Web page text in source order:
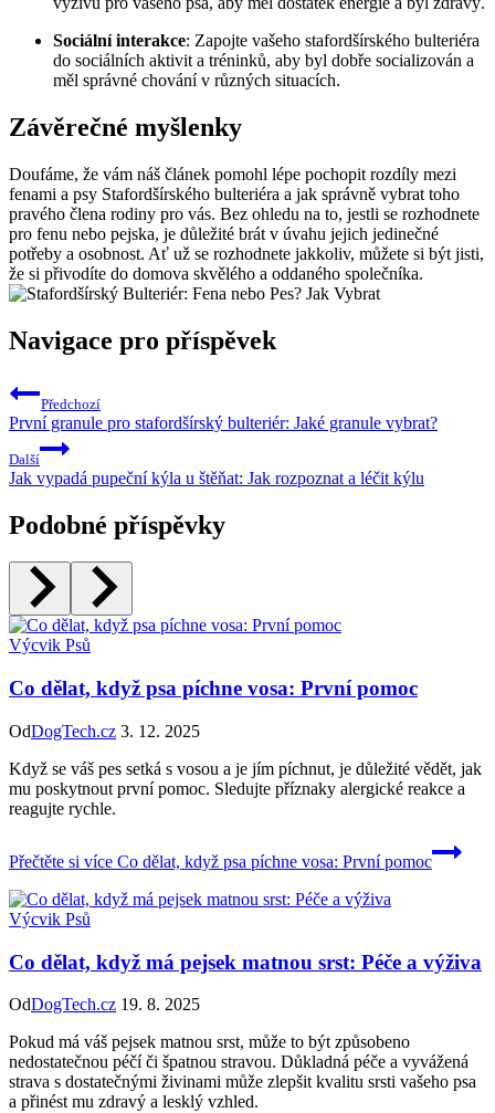
Sociální interakce: Zapojte vašeho stafordšírského bulteriéra
do sociálních aktivit a tréninků, aby byl dobře socializován a
měl správné chování v různých situacích.
Závěrečné myšlenky
Doufáme, že vám náš článek pomohl lépe pochopit rozdíly mezi
fenami a psy Stafordšírského bulteriéra a jak správně vybrat toho
pravého člena rodiny pro vás. Bez ohledu na to, jestli se rozhodnete
pro fenu nebo pejska, je důležité brát v úvahu jejich jedinečné
potřeby a osobnost. Ať už se rozhodnete jakkoliv, můžete si být jisti,
že si přivodíte do domova skvělého a oddaného společníka.
Navigace pro příspěvek
Předchozí
První granule pro stafordšírský bulteriér: Jaké granule vybrat?
Další
Jak vypadá pupeční kýla u štěňat: Jak rozpoznat a léčit kýlu
Podobné příspěvky
Výcvik Psů
Co dělat, když psa píchne vosa: První pomoc
OdDogTech.cz 3. 12. 2025
Když se váš pes setká s vosou a je jím píchnut, je důležité vědět, jak
mu poskytnout první pomoc. Sledujte příznaky alergické reakce a
reagujte rychle.
Přečtěte si více Co dělat, když psa píchne vosa: První pomoc
Výcvik Psů
Co dělat, když má pejsek matnou srst: Péče a výživa
OdDogTech.cz 19. 8. 2025
Pokud má váš pejsek matnou srst, může to být způsobeno
nedostatečnou péčí či špatnou stravou. Důkladná péče a vyvážená
strava s dostatečnými živinami může zlepšit kvalitu srsti vašeho psa
a přinést mu zdravý a lesklý vzhled.